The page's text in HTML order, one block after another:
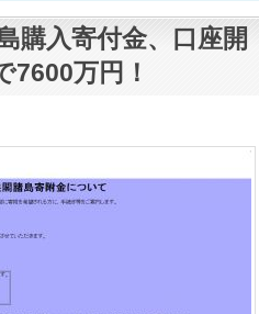
購入寄付金、口座開
7600万円！